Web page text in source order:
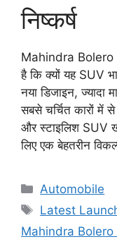
निष्कर्ष
Mahindra Bolero
है कि क्यों यह SUV
नया डिजाइन,
सबसे चर्चित कारों में
और स्टाइलिश SUV
लिए एक बेहतरीन
Categories
Automobile
Tags
Latest
Mahindra